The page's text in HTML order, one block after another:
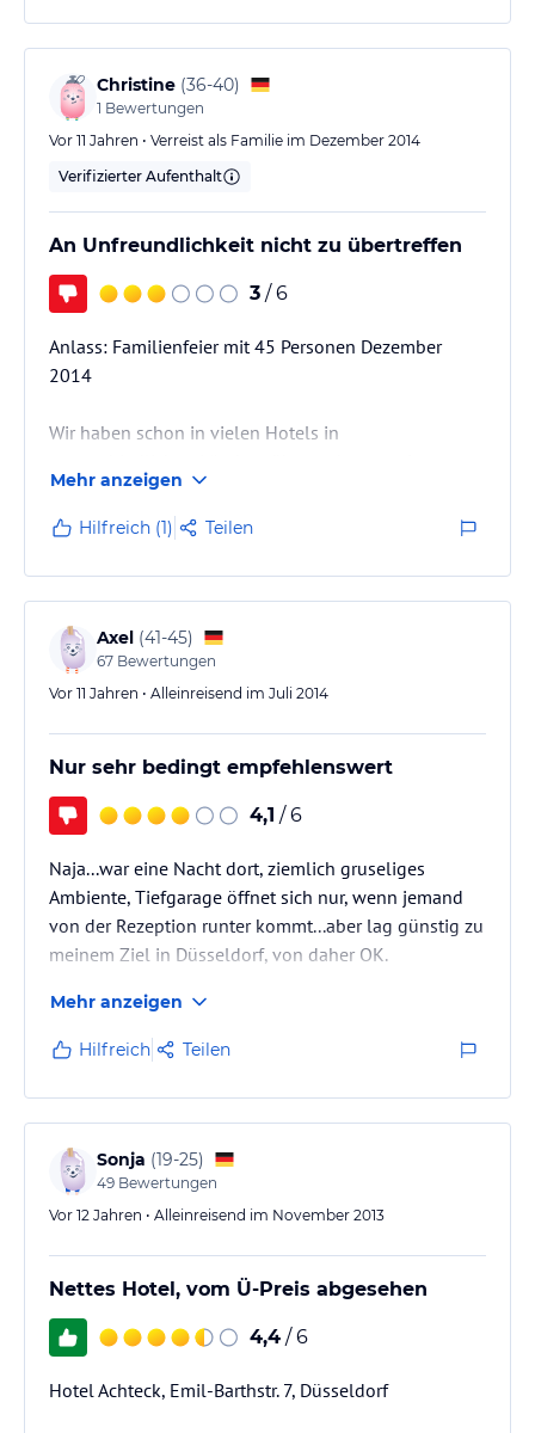
Auf das Frühstück im Hotel haben wir verzichtet, weil
4 Backfilialen sich in unmittelbarer Nähe befanden.
Das im Erdgeschoss befindliche Restaurant hatte
wegen Renovierungsarbeiten geschlossen.
Ich hatte den Eindruck,das…
Christine (36-40)
1 Bewertungen
Vor 11 Jahren • Verreist als Familie im Dezember 2014
Verifizierter Aufenthalt
An Unfreundlichkeit nicht zu übertreffen
3 / 6
Anlass: Familienfeier mit 45 Personen Dezember
2014
Wir haben schon in vielen Hotels in
beruflich und privat viele Feiern organisiert und
kennen uns mit dem Preis-/Leistungsverhältnis in der
Gastronomie ganz gut aus.
Das Preis-Leistungsverhältnis stimmt hier nicht.
Schlimmer ist jedoch, dass dieses hier an Arroganz
und Unhöflichkeit nicht zu überbieten ist.
- Hotelzimmer
Mehr anzeigen
Hilfreich (1) Teilen
Axel (41-45)
67 Bewertungen
Vor 11 Jahren • Alleinreisend im Juli 2014
Nur sehr bedingt empfehlenswert
4,1 / 6
Naja...war eine Nacht dort, ziemlich gruseliges
Ambiente, Tiefgarage öffnet sich nur, wenn jemand
von der Rezeption runter kommt...aber lag günstig zu
meinem Ziel in Düsseldorf, von daher OK.
Mehr anzeigen
Hilfreich Teilen
Sonja (19-25)
49 Bewertungen
Vor 12 Jahren • Alleinreisend im November 2013
Nettes Hotel, vom Ü-Preis abgesehen
4,4 / 6
Hotel Achteck, Emil-Barthstr. 7, Düsseldorf